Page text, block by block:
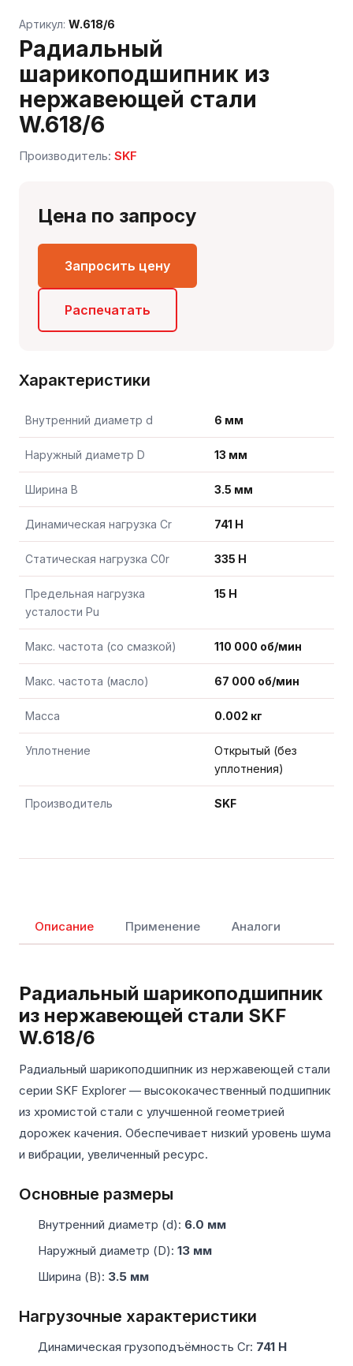
Артикул: W.618/6
Радиальный
шарикоподшипник из
нержавеющей стали
W.618/6
Производитель: SKF
Цена по запросу
Запросить цену
Распечатать
Характеристики
Внутренний диаметр d 6 мм
Наружный диаметр D 13 мм
Ширина B 3.5 мм
Динамическая нагрузка Cr 741 Н
Статическая нагрузка C0r 335 Н
Предельная нагрузка
усталости Pu
15 Н
Макс. частота (со смазкой) 110 000 об/мин
Макс. частота (масло) 67 000 об/мин
Масса 0.002 кг
Уплотнение
Открытый (без
уплотнения)
Производитель SKF
Описание Применение Аналоги
Радиальный шарикоподшипник
из нержавеющей стали SKF
W.618/6
Радиальный шарикоподшипник из нержавеющей стали
серии SKF Explorer — высококачественный подшипник
из хромистой стали с улучшенной геометрией
дорожек качения. Обеспечивает низкий уровень шума
и вибрации, увеличенный ресурс.
Основные размеры
Внутренний диаметр (d): 6.0 мм
Наружный диаметр (D): 13 мм
Ширина (B): 3.5 мм
Нагрузочные характеристики
Динамическая грузоподъёмность Cr: 741 Н
Сергей — первый в отрасли ИИ-эксперт по